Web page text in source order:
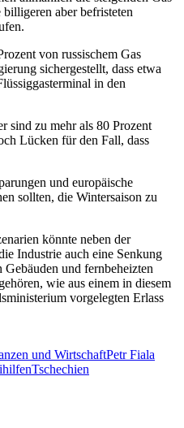
aber befristeten
von russischem Gas
sichergestellt, dass etwa
in den
sind zu mehr als 80 Prozent
Lücken für den Fall, dass
und europäische
sollten, die Wintersaison zu
könnte neben der
Industrie auch eine Senkung
und fernbeheizten
wie aus einem in diesem
vorgelegten Erlass
und WirtschaftPetr Fiala
Tschechien